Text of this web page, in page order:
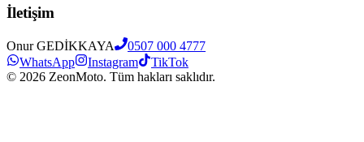
İletişim
Onur GEDİKKAYA
0507 000 4777
WhatsApp
Instagram
TikTok
© 2026 ZeonMoto. Tüm hakları saklıdır.